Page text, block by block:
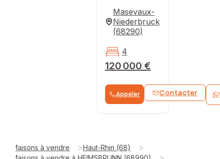
Masevaux-
Niederbruck
(68290)
120 000 €
4
Appeler Contacter
Maisons à vendre >Haut-Rhin (68) >